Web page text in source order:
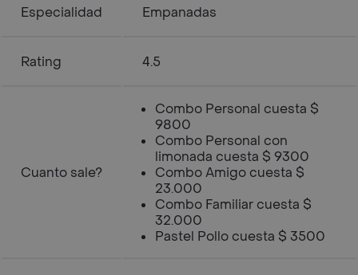
Especialidad Empanadas
Rating 4.5
Cuanto sale?
Combo Personal cuesta $
9800
Combo Personal con
limonada cuesta $ 9300
Combo Amigo cuesta $
23.000
Combo Familiar cuesta $
32.000
Pastel Pollo cuesta $ 3500